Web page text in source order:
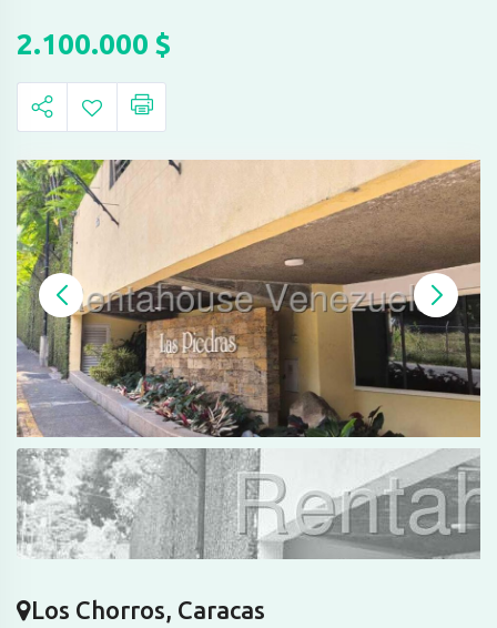
2.100.000 $
Los Chorros, Caracas